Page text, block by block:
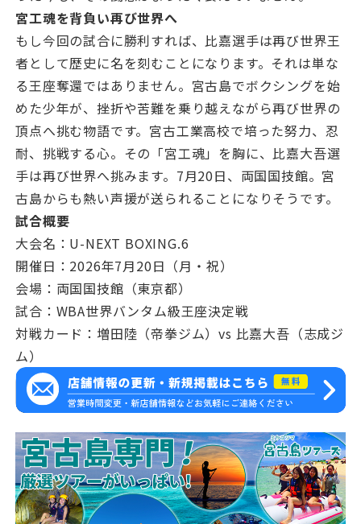
宮工魂を背負い再び世界へ
もし今回の試合に勝利すれば、比嘉選手は再び世界王
者として歴史に名を刻むことになります。それは単な
る王座奪還ではありません。宮古島でボクシングを始
めた少年が、挫折や苦難を乗り越えながら再び世界の
頂点へ挑む物語です。宮古工業高校で培った努力、忍
耐、挑戦する心。その「宮工魂」を胸に、比嘉大吾選
手は再び世界へ挑みます。7月20日、両国国技館。宮
古島からも熱い声援が送られることになりそうです。
試合概要
大会名：U-NEXT BOXING.6
開催日：2026年7月20日（月・祝）
会場：両国国技館（東京都）
試合：WBA世界バンタム級王座決定戦
対戦カード：増田陸（帝拳ジム）vs 比嘉大吾（志成ジ
ム）